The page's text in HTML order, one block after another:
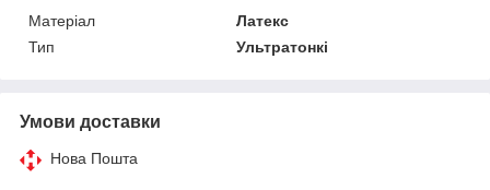
Матеріал
Латекс
Тип
Ультратонкі
Умови доставки
Нова Пошта